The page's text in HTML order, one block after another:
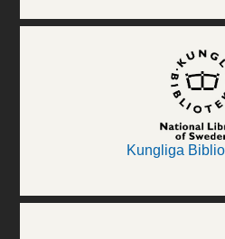
Kungliga